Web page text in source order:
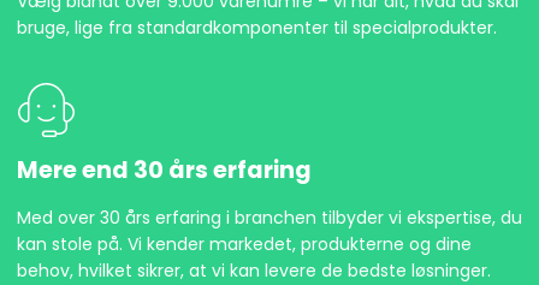
bruge, lige fra standardkomponenter til specialprodukter.
Mere end 30 års erfaring
Med over 30 års erfaring i branchen tilbyder vi ekspertise, du
kan stole på. Vi kender markedet, produkterne og dine
behov, hvilket sikrer, at vi kan levere de bedste løsninger.